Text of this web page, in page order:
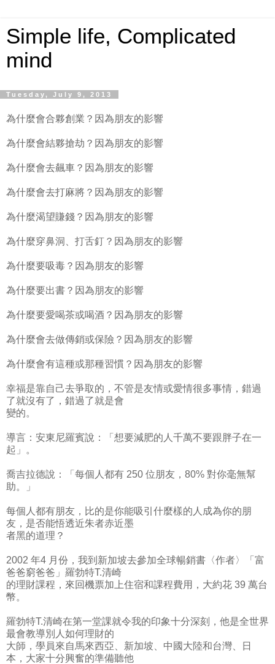
Simple life, Complicated
mind
Tuesday, July 9, 2013
為什麼會合夥創業？因為朋友的影響
為什麼會結夥搶劫？因為朋友的影響
為什麼會去飆車？因為朋友的影響
為什麼會去打麻將？因為朋友的影響
為什麼渴望賺錢？因為朋友的影響
為什麼穿鼻洞、打舌釘？因為朋友的影響
為什麼要吸毒？因為朋友的影響
為什麼要出書？因為朋友的影響
為什麼要愛喝茶或喝酒？因為朋友的影響
為什麼會去做傳銷或保險？因為朋友的影響
為什麼會有這種或那種習慣？因為朋友的影響
幸福是靠自己去爭取的，不管是友情或愛情很多事情，錯過
了就沒有了，錯過了就是會
變的。
導言：安東尼羅賓說：「想要減肥的人千萬不要跟胖子在一
起」。
喬吉拉德說：「每個人都有 250 位朋友，80% 對你毫無幫
助。」
每個人都有朋友，比的是你能吸引什麼樣的人成為你的朋
友，是否能悟透近朱者赤近墨
者黑的道理？
2002 年4 月份，我到新加坡去參加全球暢銷書〈作者〉「富
爸爸窮爸爸」羅勃特T.清崎
的理財課程，來回機票加上住宿和課程費用，大約花 39 萬台
幣。
羅勃特T.清崎在第一堂課就令我的印象十分深刻，他是全世界
最會教導別人如何理財的
大師，學員來自馬來西亞、新加坡、中國大陸和台灣、日
本，大家十分興奮的準備聽他